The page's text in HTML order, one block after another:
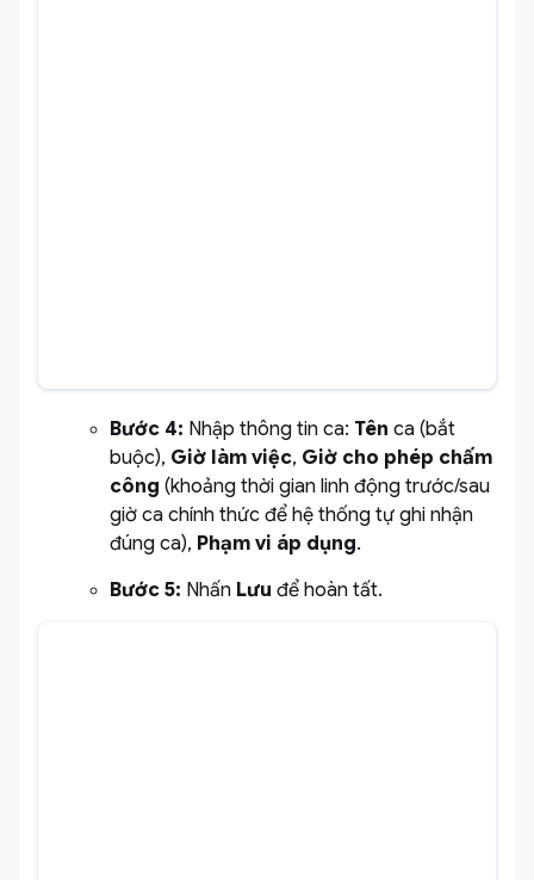
Bước 4: Nhập thông tin ca: Tên ca (bắt
buộc), Giờ làm việc, Giờ cho phép chấm
công (khoảng thời gian linh động trước/sau
giờ ca chính thức để hệ thống tự ghi nhận
đúng ca), Phạm vi áp dụng.
Bước 5: Nhấn Lưu để hoàn tất.